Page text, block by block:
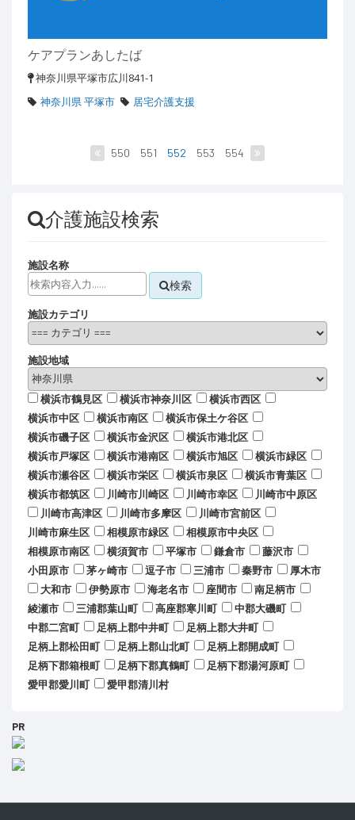
ケアプランあしたば
神奈川県平塚市広川841-1
神奈川県 平塚市
居宅介護支援
550 551 552 553 554
介護施設検索
施設名称
検索
施設カテゴリ
施設地域
横浜市鶴見区 横浜市神奈川区
横浜市西区
横浜市中区
横浜市南区
横浜市保土ケ谷区
横浜市磯子区
横浜市金沢区
横浜市港北区
横浜市戸塚区
横浜市港南区 横浜市旭区
横浜市緑区
横浜市瀬谷区
横浜市栄区 横浜市泉区
横浜市青葉区
横浜市都筑区
川崎市川崎区 川崎市幸区
川崎市中原区
川崎市高津区
川崎市多摩区
川崎市宮前区
川崎市麻生区
相模原市緑区
相模原市中央区
相模原市南区
横須賀市 平塚市 鎌倉市
藤沢市
小田原市
茅ヶ崎市 逗子市 三浦市 秦野市
厚木市
大和市
伊勢原市 海老名市 座間市
南足柄市
綾瀬市
三浦郡葉山町 高座郡寒川町
中郡大磯町
中郡二宮町
足柄上郡中井町
足柄上郡大井町
足柄上郡松田町
足柄上郡山北町
足柄上郡開成町
足柄下郡箱根町
足柄下郡真鶴町
足柄下郡湯河原町
愛甲郡愛川町
愛甲郡清川村
PR